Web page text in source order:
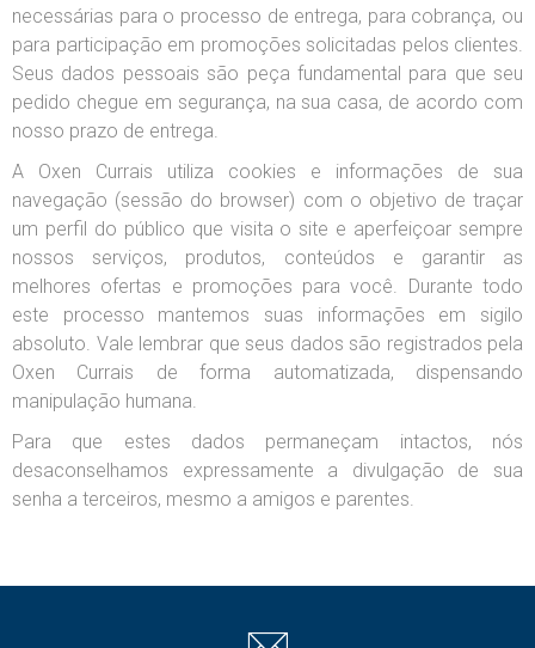
necessárias para o processo de entrega, para cobrança, ou
para participação em promoções solicitadas pelos clientes.
Seus dados pessoais são peça fundamental para que seu
pedido chegue em segurança, na sua casa, de acordo com
nosso prazo de entrega.
A Oxen Currais utiliza cookies e informações de sua
navegação (sessão do browser) com o objetivo de traçar
um perfil do público que visita o site e aperfeiçoar sempre
nossos serviços, produtos, conteúdos e garantir as
melhores ofertas e promoções para você. Durante todo
este processo mantemos suas informações em sigilo
absoluto. Vale lembrar que seus dados são registrados pela
Oxen Currais de forma automatizada, dispensando
manipulação humana.
Para que estes dados permaneçam intactos, nós
desaconselhamos expressamente a divulgação de sua
senha a terceiros, mesmo a amigos e parentes.